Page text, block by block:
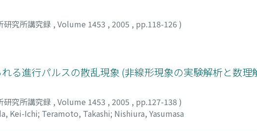
研究所講究録 , Volume 1453 , 2005 , pp.118-126 )
る進行パルスの散乱現象 (非線形現象の実験解析と数理
研究所講究録 , Volume 1453 , 2005 , pp.127-138 )
Kei-Ichi; Teramoto, Takashi; Nishiura, Yasumasa